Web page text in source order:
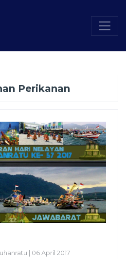
Perikanan
| 06 April 2017